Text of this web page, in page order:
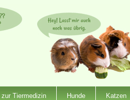
Tiermedizin Hunde Katzen